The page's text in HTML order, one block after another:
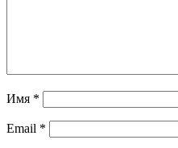
Имя *
Email *